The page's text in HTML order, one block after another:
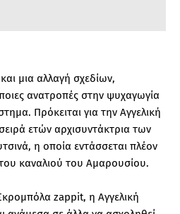
μια αλλαγή σχεδίων,
ανατροπές στην ψυχαγωγία
Πρόκειται για την Αγγελική
ετών αρχισυντάκτρια των
η οποία εντάσσεται πλέον
καναλιού του Αμαρουσίου.
zappit, η Αγγελική